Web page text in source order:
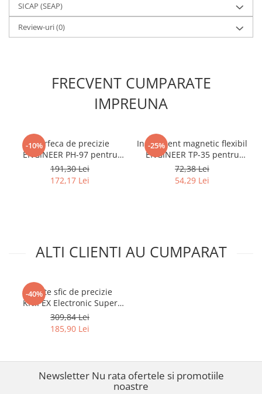
SICAP (SEAP)
Review-uri(0)
FRECVENT CUMPARATE
IMPREUNA
-10%
Foarfeca de precizie
ENGINEER PH-97 pentru
cabluri, piele, folie, fire si
materiale diverse cu lame
191,30 Lei
172,17 Lei
-25%
Instrument magnetic flexibil
ENGINEER TP-35 pentru
recuperarea suruburilor,
piulitelor si obiectelor
72,38 Lei
54,29 Lei
ALTI CLIENTI AU CUMPARAT
-40%
Cleste sfic de precizie
KNIPEX Electronic Super
Knips pentru electronica,
telecomunicatii si productie
multicomponent, capacitate
taiere Ø 1,3 mm, 115 mm,
fabricat
309,84 Lei
185,90 Lei
Newsletter Nu rata ofertele si promotiile
noastre